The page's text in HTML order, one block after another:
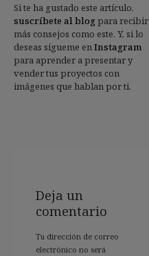
Si te ha gustado este artículo,
suscríbete al blogpara recibir
más consejos como este. Y, si lo
deseas sígueme enInstagram
para aprender a presentar y
vender tus proyectos con
imágenes que hablan por ti.
Deja un
comentario
Tu dirección de correo
electrónico no será